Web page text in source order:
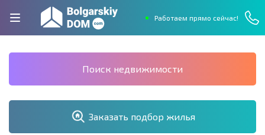
Работаем прямо сейчас!
Поиск недвижимости
Заказать подбор жилья